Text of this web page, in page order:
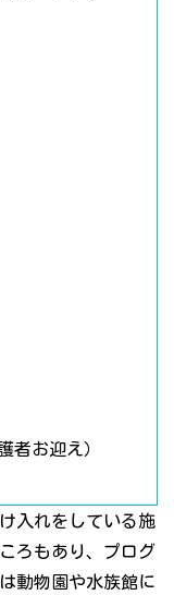
者お迎え）
入れをしている施
ろもあり、プログ
動物園や水族館に